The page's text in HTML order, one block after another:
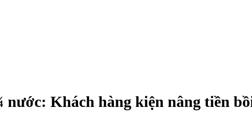
Khách hàng kiện nâng tiền